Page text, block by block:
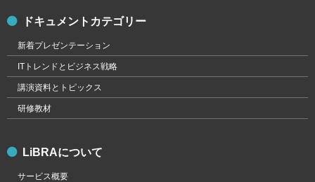
ドキュメントカテゴリー
新着プレゼンテーション
ITトレンドとビジネス戦略
講演資料とトピックス
研修教材
LiBRAについて
サービス概要